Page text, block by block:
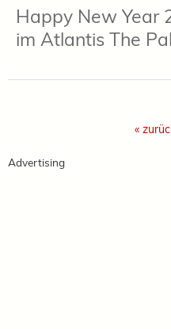
Happy New Year
im Atlantis The
«
Advertising